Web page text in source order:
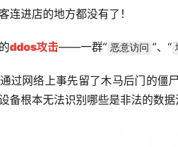
连进店的地方都没有了！
ddos攻击——一群“ 恶意访问 ”、“
过网络上事先留了木马后门的僵
备根本无法识别哪些是非法的数据